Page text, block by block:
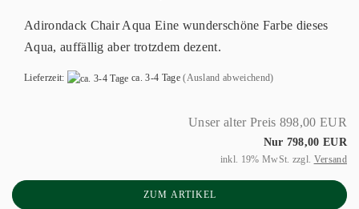
Adirondack Chair Aqua Eine wunderschöne Farbe dieses
Aqua, auffällig aber trotzdem dezent.
Lieferzeit: ca. 3-4 Tage (Ausland abweichend)
Unser alter Preis 898,00 EUR
Nur 798,00 EUR
inkl. 19% MwSt. zzgl. Versand
ZUM ARTIKEL